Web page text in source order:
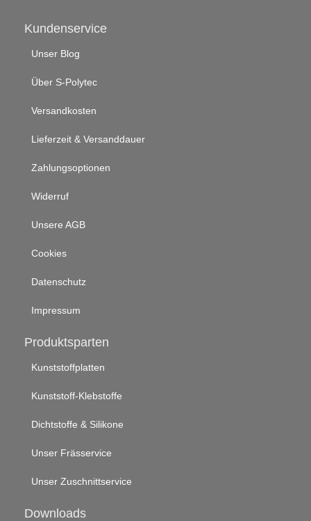
Kundenservice
Unser Blog
Über S-Polytec
Versandkosten
Lieferzeit & Versanddauer
Zahlungsoptionen
Widerruf
Unsere AGB
Cookies
Datenschutz
Impressum
Produktsparten
Kunststoffplatten
Kunststoff-Klebstoffe
Dichtstoffe & Silikone
Unser Frässervice
Unser Zuschnittservice
Downloads